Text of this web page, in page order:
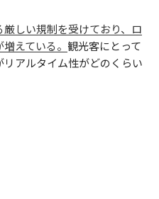
しい規制を受けており、ロ
えている。 観光客にとって
アルタイム性がどのくらい